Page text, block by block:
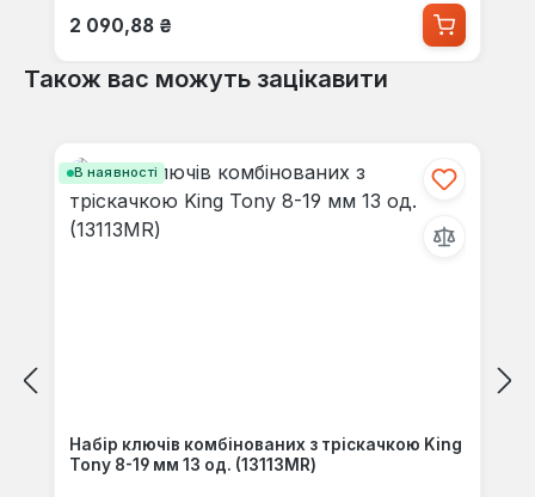
Звичайна ціна:
2 090,88 ₴
Також вас можуть зацікавити
В наявності
Набір ключів комбінованих з тріскачкою King
Tony 8-19 мм 13 од. (13113MR)